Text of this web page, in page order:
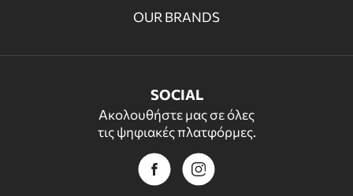
OUR BRANDS
SOCIAL
Ακολουθήστε μας σε όλες
τις ψηφιακές πλατφόρμες.